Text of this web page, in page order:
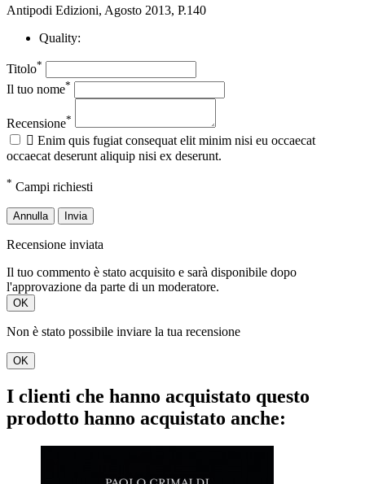
Antipodi Edizioni, Agosto 2013, P.140
Quality:
Titolo*
Il tuo nome*
Recensione*
 Enim quis fugiat consequat elit minim nisi eu occaecat
occaecat deserunt aliquip nisi ex deserunt.
* Campi richiesti
Annulla Invia
Recensione inviata
Il tuo commento è stato acquisito e sarà disponibile dopo
l'approvazione da parte di un moderatore.
OK
Non è stato possibile inviare la tua recensione
OK
I clienti che hanno acquistato questo
prodotto hanno acquistato anche: